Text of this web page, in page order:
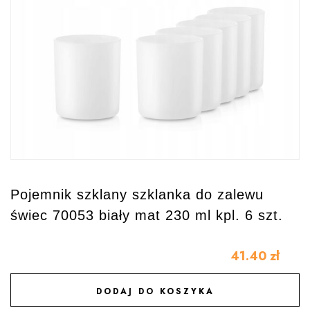
Pojemnik szklany szklanka do zalewu
świec 70053 biały mat 230 ml kpl. 6 szt.
41.40 zł
DODAJ DO KOSZYKA
DODAJ DO ULUBIONYCH